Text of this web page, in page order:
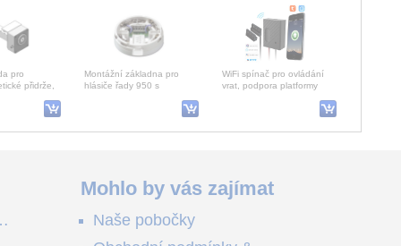
pro
přidrže,
Montážní základna pro
hlásiče řady 950 s
WiFi spínač pro ovládání
vrat, podpora platformy
Montážní sada přidrží tvaru
L pro 3000N nebo
Mohlo by vás zajímat
Naše pobočky